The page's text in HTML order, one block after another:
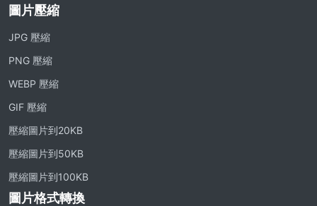
圖片壓縮
JPG 壓縮
PNG 壓縮
WEBP 壓縮
GIF 壓縮
壓縮圖片到20KB
壓縮圖片到50KB
壓縮圖片到100KB
圖片格式轉換